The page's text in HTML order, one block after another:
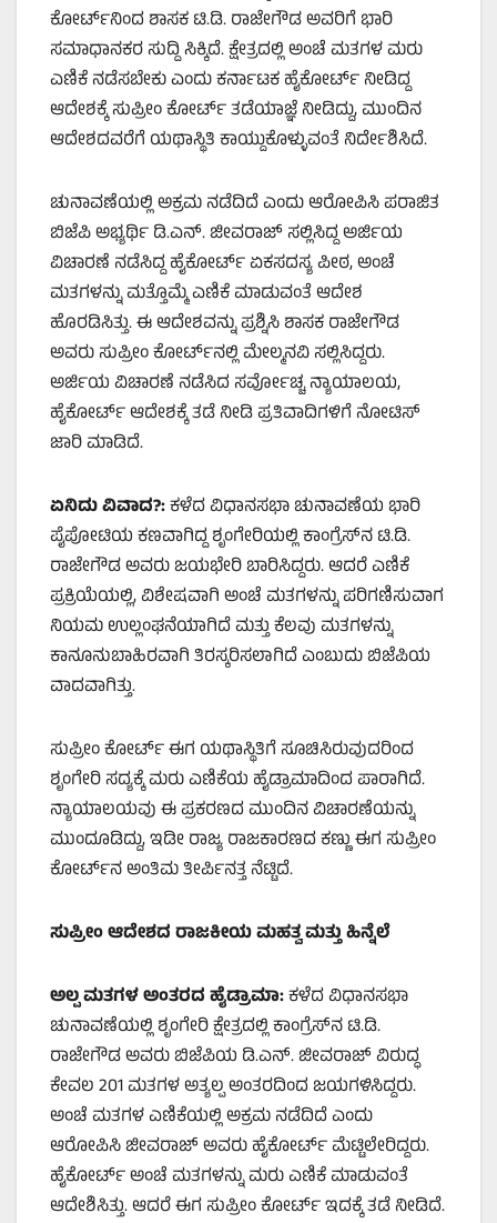
ಕೋರ್ಟ್‌ನಿಂದ ಶಾಸಕ ಟಿ.ಡಿ. ರಾಜೇಗೌಡ ಅವರಿಗೆ ಭಾರಿ
ಸಮಾಧಾನಕರ ಸುದ್ದಿ ಸಿಕ್ಕಿದೆ. ಕ್ಷೇತ್ರದಲ್ಲಿ ಅಂಚೆ ಮತಗಳ ಮರು
ಎಣಿಕೆ ನಡೆಸಬೇಕು ಎಂದು ಕರ್ನಾಟಕ ಹೈಕೋರ್ಟ್ ನೀಡಿದ್ದ
ಆದೇಶಕ್ಕೆ ಸುಪ್ರೀಂ ಕೋರ್ಟ್ ತಡೆಯಾಜ್ಞೆ ನೀಡಿದ್ದು, ಮುಂದಿನ
ಆದೇಶದವರೆಗೆ ಯಥಾಸ್ಥಿತಿ ಕಾಯ್ದುಕೊಳ್ಳುವಂತೆ ನಿರ್ದೇಶಿಸಿದೆ.
ಚುನಾವಣೆಯಲ್ಲಿ ಅಕ್ರಮ ನಡೆದಿದೆ ಎಂದು ಆರೋಪಿಸಿ ಪರಾಜಿತ
ಬಿಜೆಪಿ ಅಭ್ಯರ್ಥಿ ಡಿ.ಎನ್. ಜೀವರಾಜ್ ಸಲ್ಲಿಸಿದ್ದ ಅರ್ಜಿಯ
ವಿಚಾರಣೆ ನಡೆಸಿದ್ದ ಹೈಕೋರ್ಟ್ ಏಕಸದಸ್ಯ ಪೀಠ, ಅಂಚೆ
ಮತಗಳನ್ನು ಮತ್ತೊಮ್ಮೆ ಎಣಿಕೆ ಮಾಡುವಂತೆ ಆದೇಶ
ಹೊರಡಿಸಿತ್ತು. ಈ ಆದೇಶವನ್ನು ಪ್ರಶ್ನಿಸಿ ಶಾಸಕ ರಾಜೇಗೌಡ
ಅವರು ಸುಪ್ರೀಂ ಕೋರ್ಟ್‌ನಲ್ಲಿ ಮೇಲ್ಮನವಿ ಸಲ್ಲಿಸಿದ್ದರು.
ಅರ್ಜಿಯ ವಿಚಾರಣೆ ನಡೆಸಿದ ಸರ್ವೋಚ್ಚ ನ್ಯಾಯಾಲಯ,
ಹೈಕೋರ್ಟ್ ಆದೇಶಕ್ಕೆ ತಡೆ ನೀಡಿ ಪ್ರತಿವಾದಿಗಳಿಗೆ ನೋಟಿಸ್
ಜಾರಿ ಮಾಡಿದೆ.
ಏನಿದು ವಿವಾದ?:ಕಳೆದ ವಿಧಾನಸಭಾ ಚುನಾವಣೆಯ ಭಾರಿ
ಪೈಪೋಟಿಯ ಕಣವಾಗಿದ್ದ ಶೃಂಗೇರಿಯಲ್ಲಿ ಕಾಂಗ್ರೆಸ್‌ನ ಟಿ.ಡಿ.
ರಾಜೇಗೌಡ ಅವರು ಜಯಭೇರಿ ಬಾರಿಸಿದ್ದರು. ಆದರೆ ಎಣಿಕೆ
ಪ್ರಕ್ರಿಯೆಯಲ್ಲಿ, ವಿಶೇಷವಾಗಿ ಅಂಚೆ ಮತಗಳನ್ನು ಪರಿಗಣಿಸುವಾಗ
ನಿಯಮ ಉಲ್ಲಂಘನೆಯಾಗಿದೆ ಮತ್ತು ಕೆಲವು ಮತಗಳನ್ನು
ಕಾನೂನುಬಾಹಿರವಾಗಿ ತಿರಸ್ಕರಿಸಲಾಗಿದೆ ಎಂಬುದು ಬಿಜೆಪಿಯ
ವಾದವಾಗಿತ್ತು.
ಸುಪ್ರೀಂ ಕೋರ್ಟ್ ಈಗ ಯಥಾಸ್ಥಿತಿಗೆ ಸೂಚಿಸಿರುವುದರಿಂದ
ಶೃಂಗೇರಿ ಸದ್ಯಕ್ಕೆ ಮರು ಎಣಿಕೆಯ ಹೈಡ್ರಾಮಾದಿಂದ ಪಾರಾಗಿದೆ.
ನ್ಯಾಯಾಲಯವು ಈ ಪ್ರಕರಣದ ಮುಂದಿನ ವಿಚಾರಣೆಯನ್ನು
ಮುಂದೂಡಿದ್ದು, ಇಡೀ ರಾಜ್ಯ ರಾಜಕಾರಣದ ಕಣ್ಣು ಈಗ ಸುಪ್ರೀಂ
ಕೋರ್ಟ್‌ನ ಅಂತಿಮ ತೀರ್ಪಿನತ್ತ ನೆಟ್ಟಿದೆ.
ಸುಪ್ರೀಂ ಆದೇಶದ ರಾಜಕೀಯ ಮಹತ್ವ ಮತ್ತು ಹಿನ್ನೆಲೆ
ಅಲ್ಪ ಮತಗಳ ಅಂತರದ ಹೈಡ್ರಾಮಾ:ಕಳೆದ ವಿಧಾನಸಭಾ
ಚುನಾವಣೆಯಲ್ಲಿ ಶೃಂಗೇರಿ ಕ್ಷೇತ್ರದಲ್ಲಿ ಕಾಂಗ್ರೆಸ್‌ನ ಟಿ.ಡಿ.
ರಾಜೇಗೌಡ ಅವರು ಬಿಜೆಪಿಯ ಡಿ.ಎನ್. ಜೀವರಾಜ್ ವಿರುದ್ಧ
ಕೇವಲ 201 ಮತಗಳ ಅತ್ಯಲ್ಪ ಅಂತರದಿಂದ ಜಯಗಳಿಸಿದ್ದರು.
ಅಂಚೆ ಮತಗಳ ಎಣಿಕೆಯಲ್ಲಿ ಅಕ್ರಮ ನಡೆದಿದೆ ಎಂದು
ಆರೋಪಿಸಿ ಜೀವರಾಜ್ ಅವರು ಹೈಕೋರ್ಟ್ ಮೆಟ್ಟಿಲೇರಿದ್ದರು.
ಹೈಕೋರ್ಟ್ ಅಂಚೆ ಮತಗಳನ್ನು ಮರು ಎಣಿಕೆ ಮಾಡುವಂತೆ
ಆದೇಶಿಸಿತ್ತು. ಆದರೆ ಈಗ ಸುಪ್ರೀಂ ಕೋರ್ಟ್ ಇದಕ್ಕೆ ತಡೆ ನೀಡಿದೆ.